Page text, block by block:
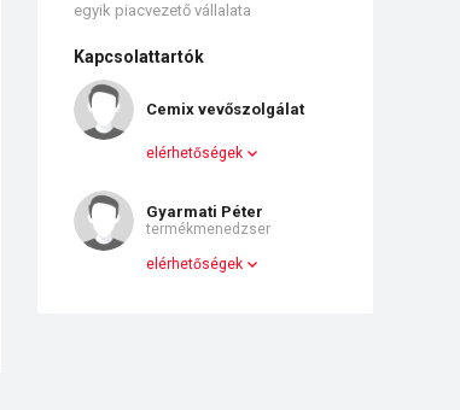
egyik piacvezető vállalata
Kapcsolattartók
Cemix vevőszolgálat
elérhetőségek
Gyarmati Péter
termékmenedzser
elérhetőségek